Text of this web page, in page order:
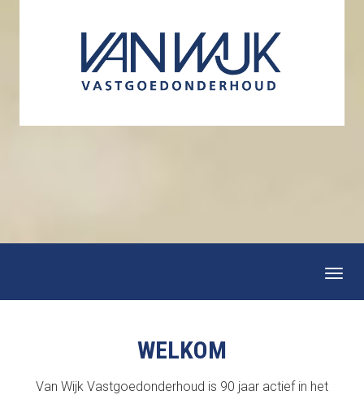
WELKOM
Van Wijk Vastgoedonderhoud is 90 jaar actief in het